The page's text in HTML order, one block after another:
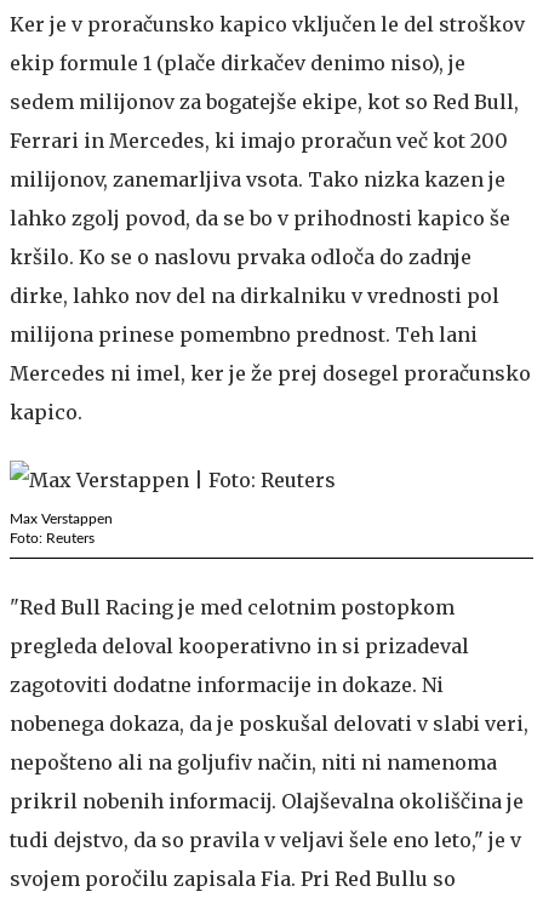
Ker je v proračunsko kapico vključen le del stroškov
ekip formule 1 (plače dirkačev denimo niso), je
sedem milijonov za bogatejše ekipe, kot so Red Bull,
Ferrari in Mercedes, ki imajo proračun več kot 200
milijonov, zanemarljiva vsota. Tako nizka kazen je
lahko zgolj povod, da se bo v prihodnosti kapico še
kršilo. Ko se o naslovu prvaka odloča do zadnje
dirke, lahko nov del na dirkalniku v vrednosti pol
milijona prinese pomembno prednost. Teh lani
Mercedes ni imel, ker je že prej dosegel proračunsko
kapico.
Max Verstappen
Foto: Reuters
"Red Bull Racing je med celotnim postopkom
pregleda deloval kooperativno in si prizadeval
zagotoviti dodatne informacije in dokaze. Ni
nobenega dokaza, da je poskušal delovati v slabi veri,
nepošteno ali na goljufiv način, niti ni namenoma
prikril nobenih informacij. Olajševalna okoliščina je
tudi dejstvo, da so pravila v veljavi šele eno leto," je v
svojem poročilu zapisala Fia. Pri Red Bullu so